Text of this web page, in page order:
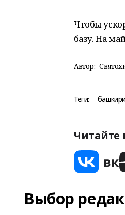
Чтобы
базу. На
Автор:
Теги:
Читайте
Выбор